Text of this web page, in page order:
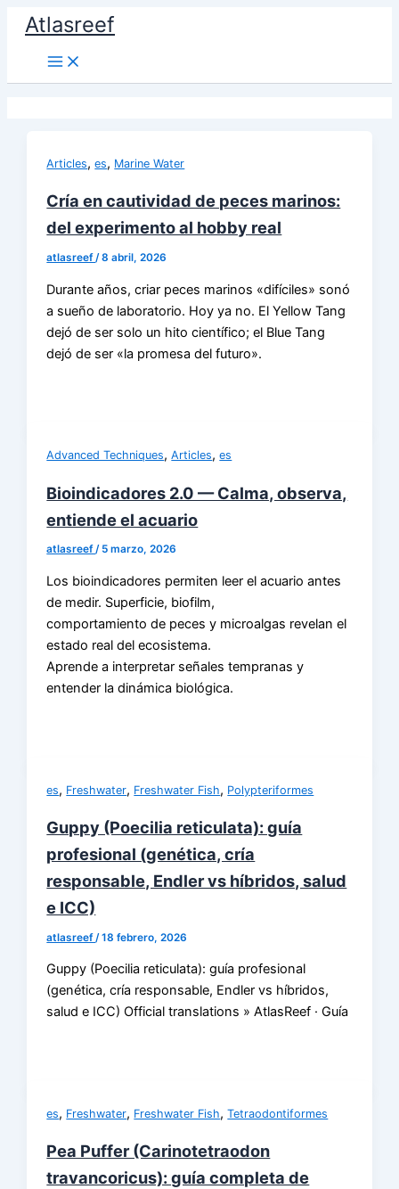
contenido
Atlasreef
Articles,es, Marine Water
Cría en cautividad de peces marinos:
del experimento al hobby real
atlasreef/8 abril, 2026
Durante años, criar peces marinos «difíciles» sonó
a sueño de laboratorio. Hoy ya no. El Yellow Tang
dejó de ser solo un hito científico; el Blue Tang
dejó de ser «la promesa del futuro».
Advanced Techniques,Articles,es
Bioindicadores 2.0 — Calma, observa,
entiende el acuario
atlasreef/ 5 marzo, 2026
Los bioindicadores permiten leer el acuario antes
de medir. Superficie, biofilm,
comportamiento de peces y microalgas revelan el
estado real del ecosistema.
Aprende a interpretar señales tempranas y
entender la dinámica biológica.
es, Freshwater, Freshwater Fish, Polypteriformes
Guppy (Poecilia reticulata): guía
profesional (genética, cría
responsable, Endler vs híbridos, salud
e ICC)
atlasreef /18 febrero, 2026
Guppy (Poecilia reticulata): guía profesional
(genética, cría responsable, Endler vs híbridos,
salud e ICC) Official translations » AtlasReef · Guía
es, Freshwater, Freshwater Fish,Tetraodontiformes
Pea Puffer (Carinotetraodon
travancoricus): guía completa de